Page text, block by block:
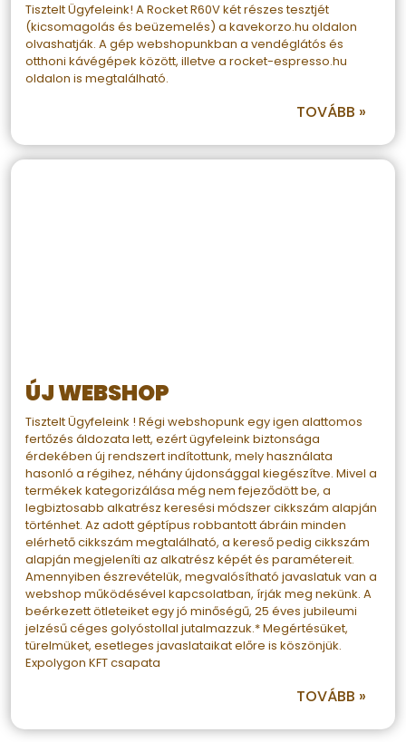
Tisztelt Ügyfeleink! A Rocket R60V két részes tesztjét
(kicsomagolás és beüzemelés) a kavekorzo.hu oldalon
olvashatják. A gép webshopunkban a vendéglátós és
otthoni kávégépek között, illetve a rocket-espresso.hu
oldalon is megtalálható.
TOVÁBB »
ÚJ WEBSHOP
Tisztelt Ügyfeleink ! Régi webshopunk egy igen alattomos
fertőzés áldozata lett, ezért ügyfeleink biztonsága
érdekében új rendszert indítottunk, mely használata
hasonló a régihez, néhány újdonsággal kiegészítve. Mivel a
termékek kategorizálása még nem fejeződött be, a
legbiztosabb alkatrész keresési módszer cikkszám alapján
történhet. Az adott géptípus robbantott ábráin minden
elérhető cikkszám megtalálható, a kereső pedig cikkszám
alapján megjeleníti az alkatrész képét és paramétereit.
Amennyiben észrevételük, megvalósítható javaslatuk van a
webshop működésével kapcsolatban, írják meg nekünk. A
beérkezett ötleteiket egy jó minőségű, 25 éves jubileumi
jelzésű céges golyóstollal jutalmazzuk.* Megértésüket,
türelmüket, esetleges javaslataikat előre is köszönjük.
Expolygon KFT csapata
TOVÁBB »